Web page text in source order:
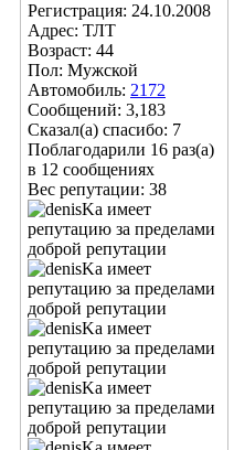
Регистрация: 24.10.2008
Адрес: ТЛТ
Возраст: 44
Пол: Мужской
Автомобиль: 2172
Сообщений: 3,183
Сказал(а) спасибо: 7
Поблагодарили 16 раз(а)
в 12 сообщениях
Вес репутации: 38